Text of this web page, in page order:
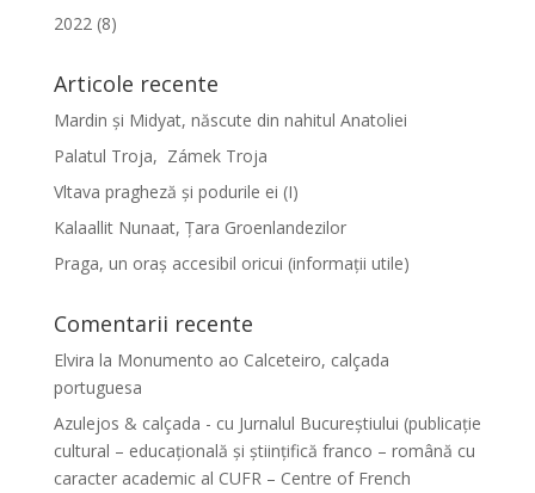
2022 (8)
Articole recente
Mardin și Midyat, născute din nahitul Anatoliei
Palatul Troja, Zámek Troja
Vltava pragheză și podurile ei (I)
Kalaallit Nunaat, Țara Groenlandezilor
Praga, un oraș accesibil oricui (informații utile)
Comentarii recente
Elvira la Monumento ao Calceteiro, calçada
portuguesa
Azulejos & calçada - cu Jurnalul Bucureștiului (publicație
cultural – educațională și științifică franco – română cu
caracter academic al CUFR – Centre of French